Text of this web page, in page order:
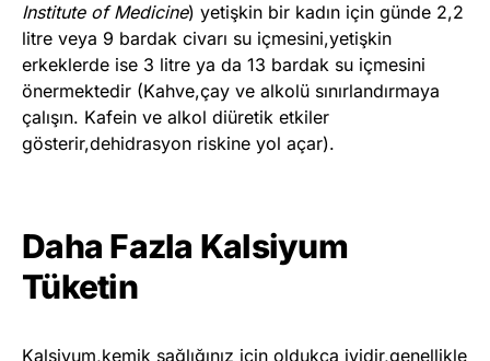
Institute of Medicine) yetişkin bir kadın için günde 2,2
litre veya 9 bardak civarı su içmesini,yetişkin
erkeklerde ise 3 litre ya da 13 bardak su içmesini
önermektedir (Kahve,çay ve alkolü sınırlandırmaya
çalışın. Kafein ve alkol diüretik etkiler
gösterir,dehidrasyon riskine yol açar).
Daha Fazla Kalsiyum
Tüketin
Kalsiyum,kemik sağlığınız için oldukça iyidir,genellikle